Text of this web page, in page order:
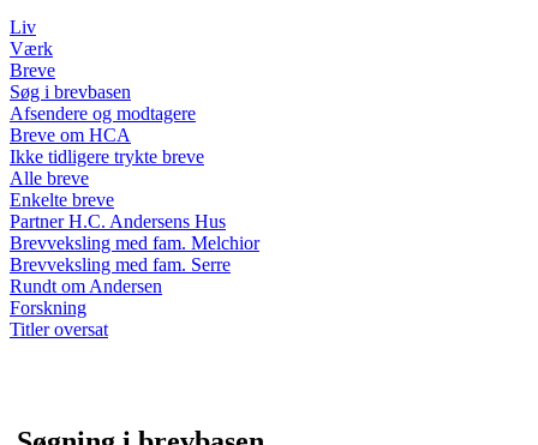
Liv
Værk
Breve
Søg i brevbasen
Afsendere og modtagere
Breve om HCA
Ikke tidligere trykte breve
Alle breve
Enkelte breve
Partner H.C. Andersens Hus
Brevveksling med fam. Melchior
Brevveksling med fam. Serre
Rundt om Andersen
Forskning
Titler oversat